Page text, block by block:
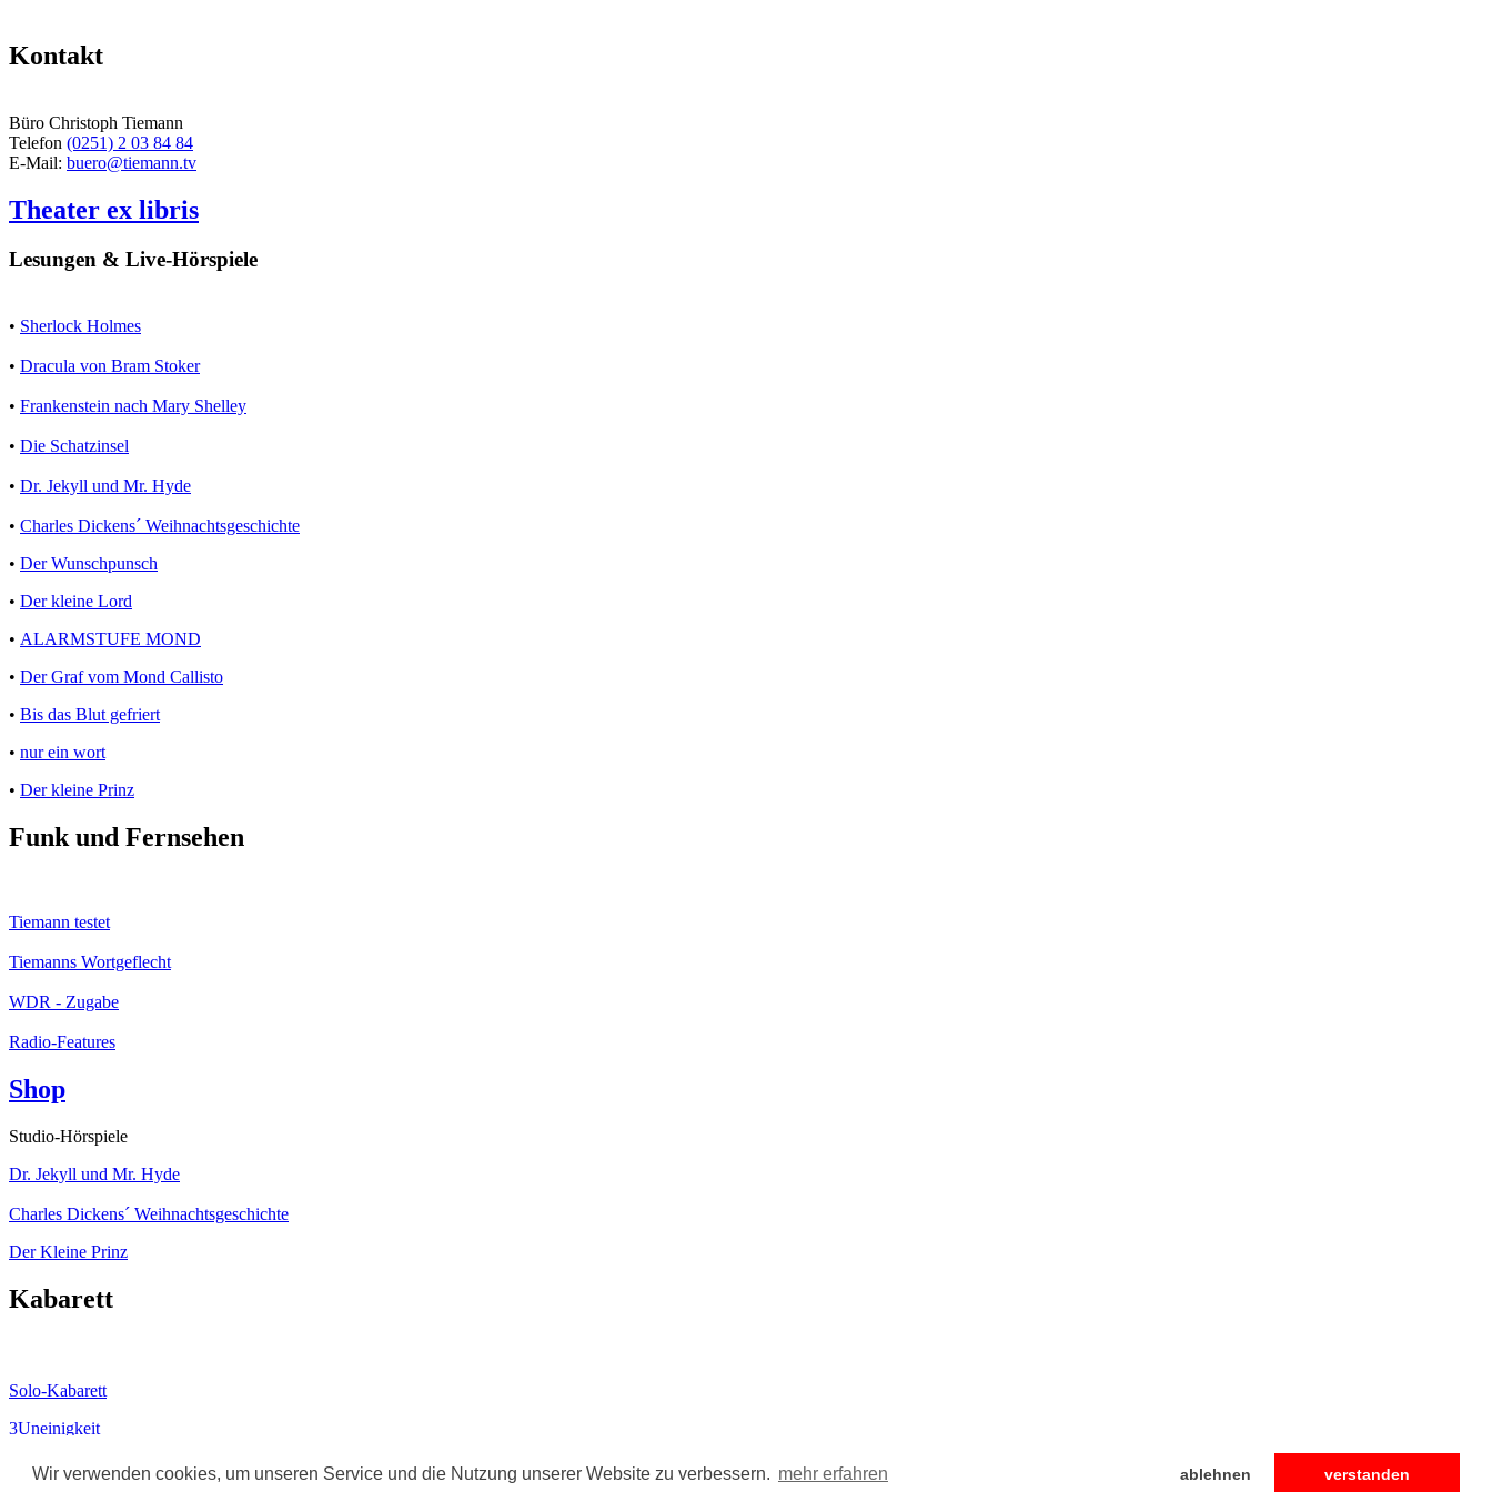
Wir verwenden cookies, um unseren Service und die Nutzung unserer Website zu verbessern. mehr erfahren ablehnen verstanden
Kontakt
Büro Christoph Tiemann
Telefon (0251) 2 03 84 84
E-Mail: buero@tiemann.tv
Theater ex libris
Lesungen & Live-Hörspiele
• Sherlock Holmes
• Dracula von Bram Stoker
• Frankenstein nach Mary Shelley
• Die Schatzinsel
• Dr. Jekyll und Mr. Hyde
• Charles Dickens´ Weihnachtsgeschichte
• Der Wunschpunsch
• Der kleine Lord
• ALARMSTUFE MOND
• Der Graf vom Mond Callisto
• Bis das Blut gefriert
• nur ein wort
• Der kleine Prinz
Funk und Fernsehen
Tiemann testet
Tiemanns Wortgeflecht
WDR - Zugabe
Radio-Features
Shop
Studio-Hörspiele
Dr. Jekyll und Mr. Hyde
Charles Dickens´ Weihnachtsgeschichte
Der Kleine Prinz
Kabarett
Solo-Kabarett
3Uneinigkeit
Datenschutz
Impressum